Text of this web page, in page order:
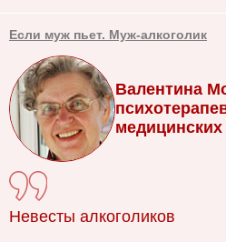
Если муж пьет. Муж-алкоголик
Валентина
медицинских
Невесты алкоголиков